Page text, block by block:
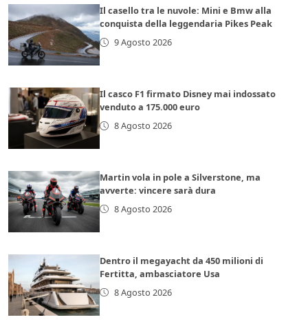
Il casello tra le nuvole: Mini e Bmw alla
conquista della leggendaria Pikes Peak
9 Agosto 2026
Il casco F1 firmato Disney mai indossato
venduto a 175.000 euro
8 Agosto 2026
Martin vola in pole a Silverstone, ma
avverte: vincere sarà dura
8 Agosto 2026
Dentro il megayacht da 450 milioni di
Fertitta, ambasciatore Usa
8 Agosto 2026